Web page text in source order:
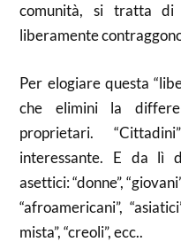
comunità, si tratta
liberamente
Per elogiare questa
che elimini la
proprietari.
interessante. E da lì
asettici: “donne”,
“afroamericani”,
mista”, “creoli”, ecc..